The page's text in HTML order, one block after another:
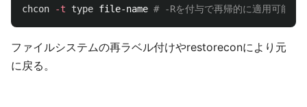
chcon -t type file-name # -Rを付与で再帰的に適用可能
ファイルシステムの再ラベル付けやrestoreconにより元
に戻る。